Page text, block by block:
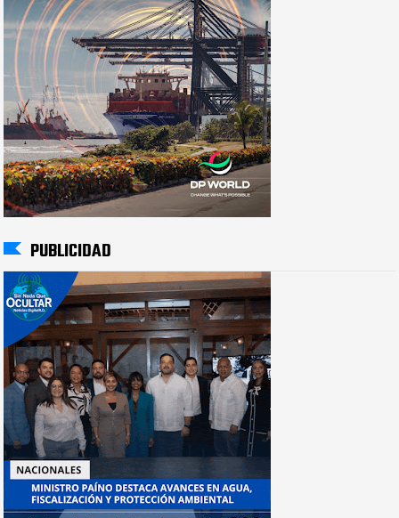
PUBLICIDAD